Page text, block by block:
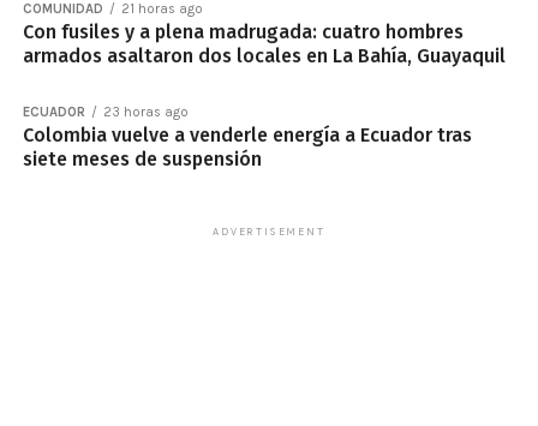
COMUNIDAD 21 horas ago
Con fusiles y a plena madrugada: cuatro hombres
armados asaltaron dos locales en La Bahía, Guayaquil
ECUADOR 23 horas ago
Colombia vuelve a venderle energía a Ecuador tras
siete meses de suspensión
ADVERTISEMENT